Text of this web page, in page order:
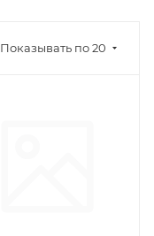
Показывать по 20